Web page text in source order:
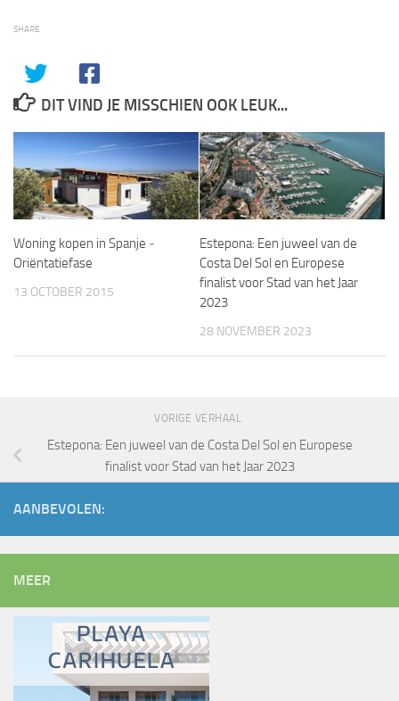
SHARE
DIT VIND JE MISSCHIEN OOK LEUK...
Woning kopen in Spanje ­
Oriëntatiefase
13 OCTOBER 2015
Estepona: Een juweel van de
Costa Del Sol en Europese
finalist voor Stad van het Jaar
2023
28 NOVEMBER 2023
VORIGE VERHAAL
Estepona: Een juweel van de Costa Del Sol en Europese
finalist voor Stad van het Jaar 2023
AANBEVOLEN:
MEER